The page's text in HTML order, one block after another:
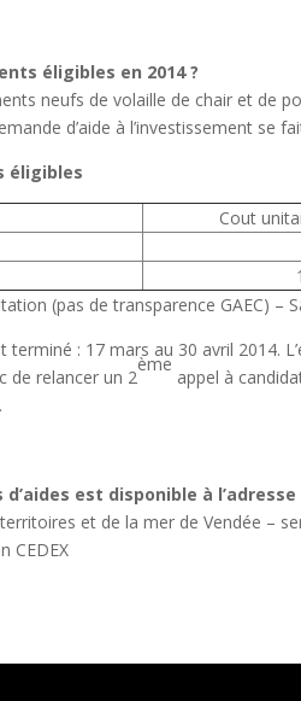
éligibles en 2014 ?
neufs de volaille de chair et de
d’aide à l’investissement se
éligibles
Cout
(pas de transparence GAEC) –
terminé : 17 mars au 30 avril 2014.
de relancer un 2
ème
appel à
est disponible à
et de la mer de Vendée –
CEDEX